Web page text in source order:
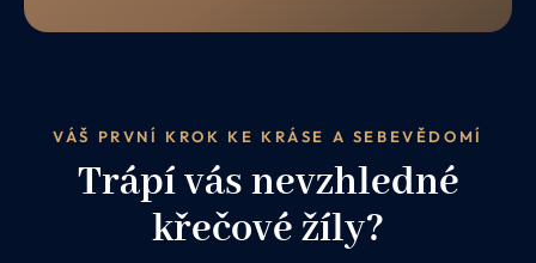
VÁŠ PRVNÍ KROK KE KRÁSE A SEBEVĚDOMÍ
Trápí vás nevzhledné
křečové žíly?